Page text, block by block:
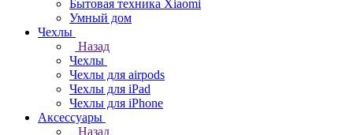
Бытовая техника Xiaomi
Умный дом
Чехлы
Назад
Чехлы
Чехлы для airpods
Чехлы для iPad
Чехлы для iPhone
Аксессуары
Назад